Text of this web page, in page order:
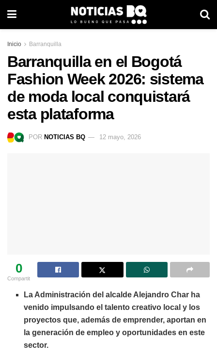
Inicio Barranquilla
Barranquilla en el Bogotá
Fashion Week 2026: sistema
de moda local conquistará
esta plataforma
POR NOTICIAS BQ 12 mayo, 2026
0
Compartit
La Administración del alcalde Alejandro Char ha
venido impulsando el talento creativo local y los
proyectos que, además de emprender, aportan en
la generación de empleo y oportunidades en este
sector.